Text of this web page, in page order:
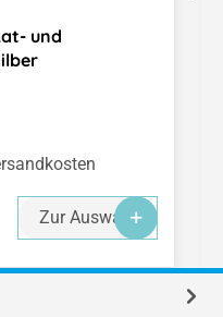
und
Zur Auswahl